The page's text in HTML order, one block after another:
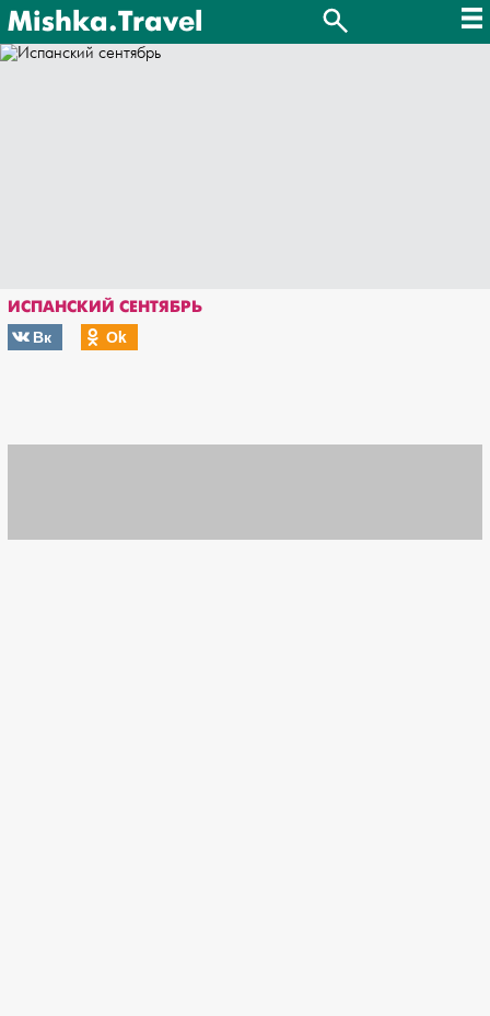
Mishka.Travel
ИСПАНСКИЙ СЕНТЯБРЬ
Вк
Оk